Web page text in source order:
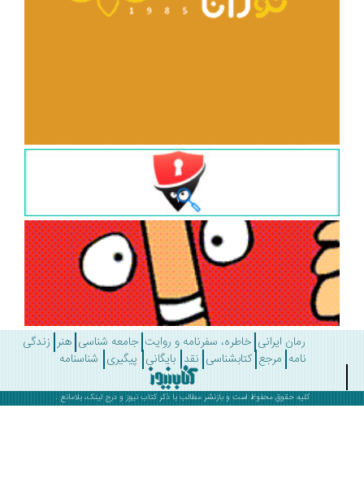
رمان ایرانی خاطره، سفرنامه و روایت جامعه شناسی هنر زندگی
مرجع کتابشناسی نقد بایگانی پیگیری شناسنامه
کلیه حقوق محفوظ است و بازنشر مطالب با ذکرکتاب نیوز و درج لینک، بلامانع .